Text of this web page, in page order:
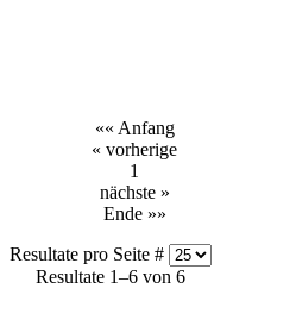
«« Anfang
« vorherige
1
nächste »
Ende »»
Resultate pro Seite #
Resultate 1–6 von 6